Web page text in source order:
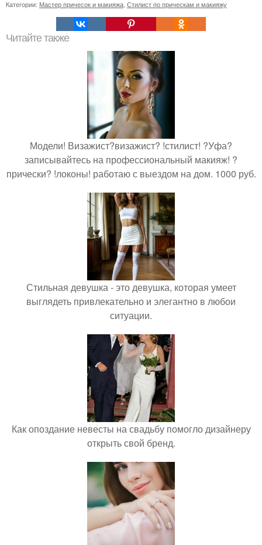
Категории: Мастер причесок и макияжа, Стилист по прическам и макияжу
Читайте также
Модели! Визажист?визажист? !стилист! ?Уфа?
записывайтесь на профессиональный макияж! ?
прически? !локоны! работаю с выездом на дом. 1000 руб.
Стильная девушка - это девушка, которая умеет
выглядеть привлекательно и элегантно в любои
ситуации.
Как опоздание невесты на свадьбу помогло дизайнеру
открыть свой бренд.